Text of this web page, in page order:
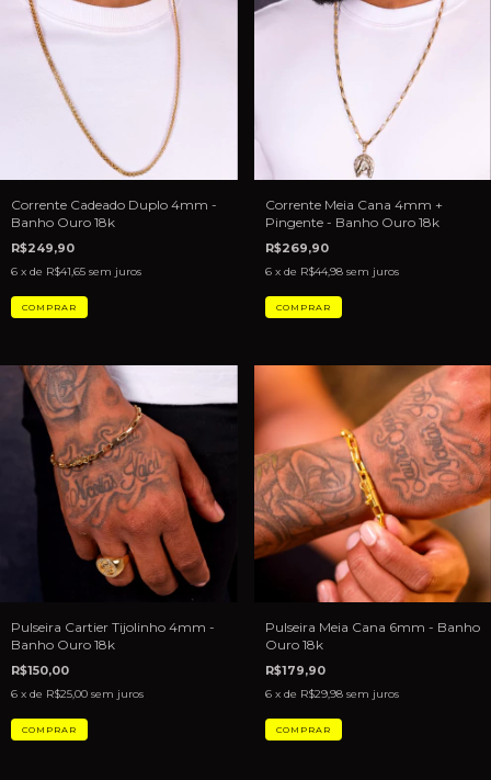
Corrente Cadeado Duplo 4mm -
Banho Ouro 18k
R$249,90
6 x de R$41,65 sem juros
Corrente Meia Cana 4mm +
Pingente - Banho Ouro 18k
R$269,90
6 x de R$44,98 sem juros
Pulseira Cartier Tijolinho 4mm -
Banho Ouro 18k
R$150,00
6 x de R$25,00 sem juros
Pulseira Meia Cana 6mm - Banho
Ouro 18k
R$179,90
6 x de R$29,98 sem juros